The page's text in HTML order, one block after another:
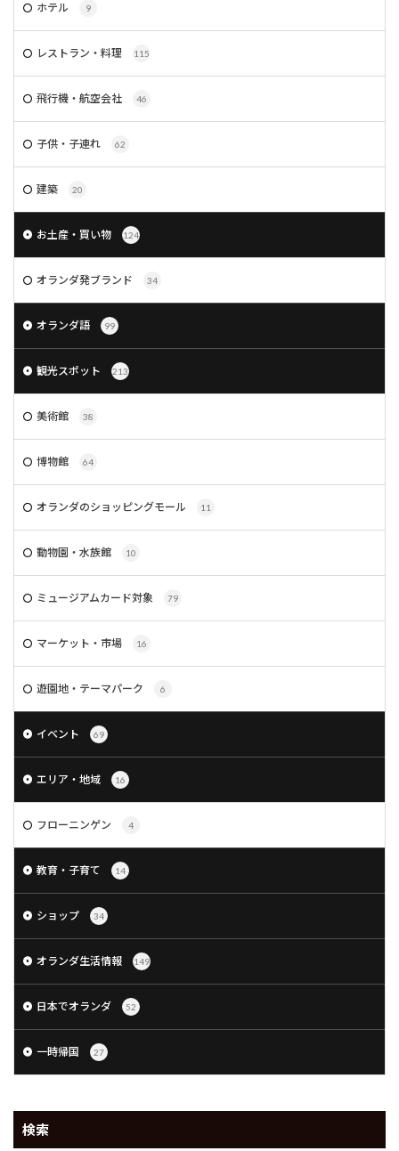
ホテル 9
レストラン・料理 115
飛行機・航空会社 46
子供・子連れ 62
建築 20
お土産・買い物 124
オランダ発ブランド 34
オランダ語 99
観光スポット 213
美術館 38
博物館 64
オランダのショッピングモール 11
動物園・水族館 10
ミュージアムカード対象 79
マーケット・市場 16
遊園地・テーマパーク 6
イベント 69
エリア・地域 16
フローニンゲン 4
教育・子育て 14
ショップ 34
オランダ生活情報 149
日本でオランダ 52
一時帰国 27
検索